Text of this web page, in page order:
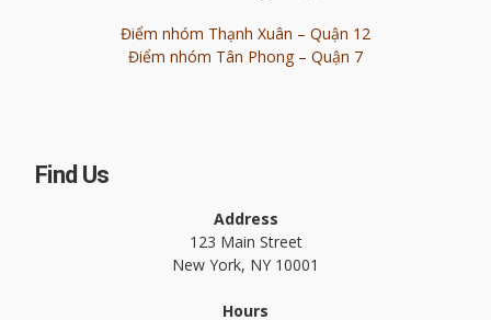
Điểm nhóm Thạnh Xuân – Quận 12
Điểm nhóm Tân Phong – Quận 7
Find Us
Address
123 Main Street
New York, NY 10001
Hours